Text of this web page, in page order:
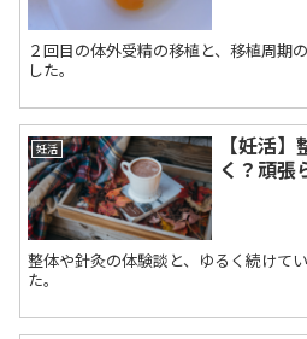
２回目の体外受精の移植と、移植周期
した。
妊活
【妊活
く？頑張
整体や針灸の体験談と、ゆるく続けて
た。